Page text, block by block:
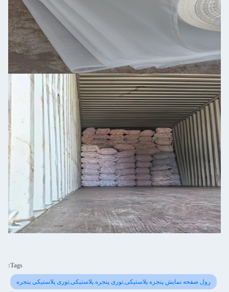
Tags:
رول صفحه نمایش پنجره پلاستیکی,توری پنجره پلاستیکی,توری پلاستیکی پنجره